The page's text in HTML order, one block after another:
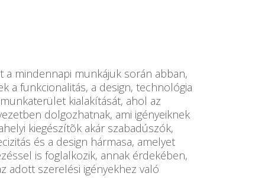
a mindennapi munkájuk során abban,
a funkcionalitás, a design, technológia
kialakítását, ahol az
dolgozhatnak, ami igényeiknek
kiegészítõk akár szabadúszók,
és a design hármasa, amelyet
is foglalkozik, annak érdekében,
adott szerelési igényekhez való